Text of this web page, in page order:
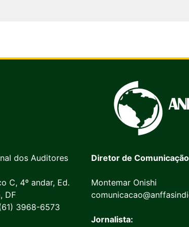
dos Auditores
C, 4º andar, Ed.
DF
3968-6573
Diretor de
Montemar Onishi
Jornalista: